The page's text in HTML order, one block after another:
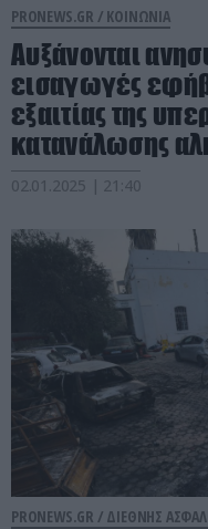
PRONEWS.GR / ΚΟΙΝΩΝΙΑ
Αυξάνονται
εισαγωγές
εξαιτίας της
κατανάλωσης
02.01.2025 | 21:40
PRONEWS.GR / ΔΙΕΘΝΗΣ